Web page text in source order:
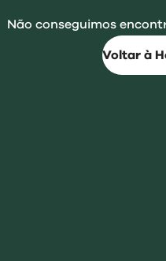
Não conseguimos
Voltar à